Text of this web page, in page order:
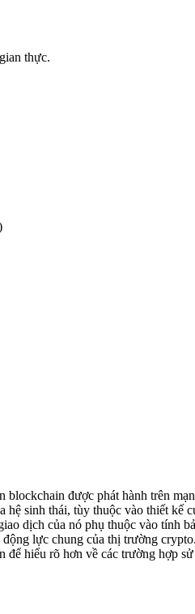
hóa
thực.
blockchain được phát hành trên
hệ sinh thái, tùy thuộc vào thiết kế
dịch của nó phụ thuộc vào tính
lực chung của thị trường crypto.
hiểu rõ hơn về các trường hợp